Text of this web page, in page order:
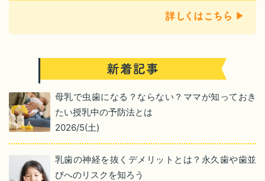
母乳で虫歯になる？ならない？ママが知っておき
たい授乳中の予防法とは
2026/5(土)
乳歯の神経を抜くデメリットとは？永久歯や歯並
びへのリスクを知ろう